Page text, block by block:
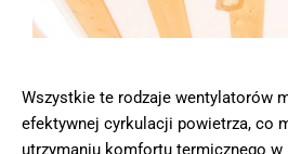
Wszystkie te rodzaje wentylatorów
efektywnej cyrkulacji powietrza, co
utrzymaniu komfortu termicznego